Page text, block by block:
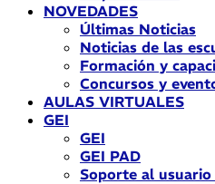
NOVEDADES
Últimas Noticias
Noticias de las
Formación y
Concursos y
AULAS VIRTUALES
GEI
GEI
GEI PAD
Soporte al usuario